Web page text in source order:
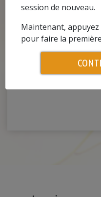
session de nouveau.
Maintenant,
pour faire la